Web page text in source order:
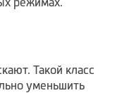
Такой класс
уменьшить